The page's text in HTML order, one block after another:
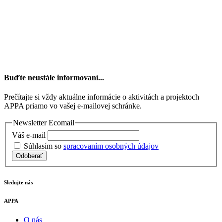
Buďte neustále informovaní...
Prečítajte si vždy aktuálne informácie o aktivitách a projektoch
APPA priamo vo vašej e-mailovej schránke.
Newsletter Ecomail
Váš e-mail
Súhlasím so spracovaním osobných údajov
Odoberať
Sledujte nás
APPA
O nás